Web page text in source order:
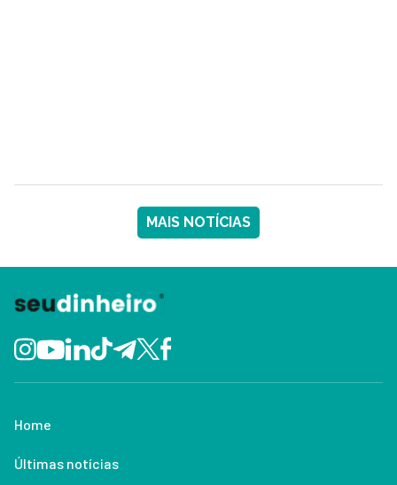
MAIS NOTÍCIAS
Home
Últimas notícias